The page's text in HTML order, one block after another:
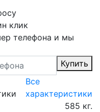
клик
телефона и мы
Купить
Все
характеристики
585 кг.